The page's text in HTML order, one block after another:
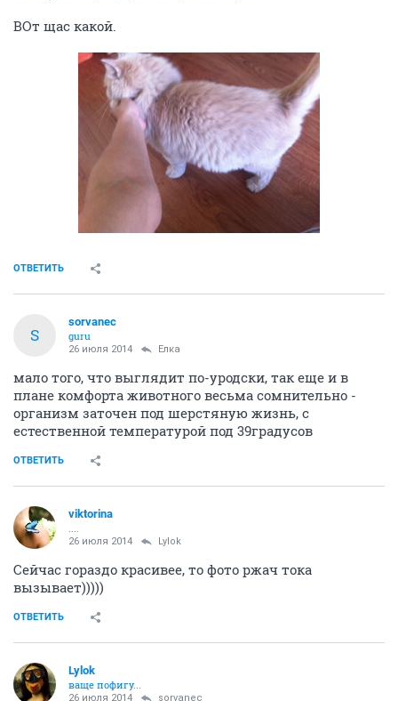
ВОт щас какой.
ОТВЕТИТЬ
S
sorvanec
guru
26 июля 2014 Ёлка
мало того, что выглядит по-уродски, так еще и в
плане комфорта животного весьма сомнительно -
организм заточен под шерстяную жизнь, с
естественной температурой под 39градусов
ОТВЕТИТЬ
viktorina
26 июля 2014 Lylok
Сейчас гораздо красивее, то фото ржач тока
вызывает)))))
ОТВЕТИТЬ
Lylok
ваще пофигу...
26 июля 2014 sorvanec